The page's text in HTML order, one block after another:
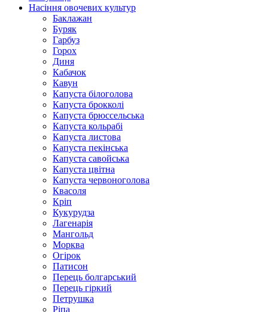
Насіння овочевих культур
Баклажан
Буряк
Гарбуз
Горох
Диня
Кабачок
Кавун
Капуста білоголова
Капуста брокколі
Капуста брюссельська
Капуста кольрабі
Капуста листова
Капуста пекінська
Капуста савойська
Капуста цвітна
Капуста червоноголова
Квасоля
Кріп
Кукурудза
Лагенарія
Мангольд
Морква
Огірок
Патисон
Перець болгарський
Перець гіркий
Петрушка
Ріпа